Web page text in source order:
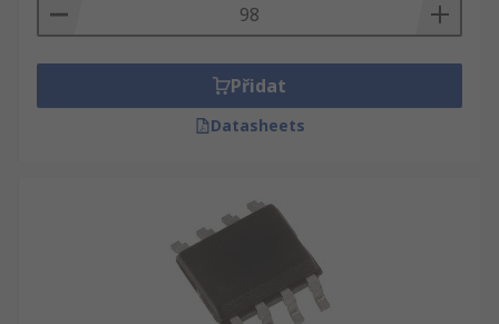
Přidat
Datasheets